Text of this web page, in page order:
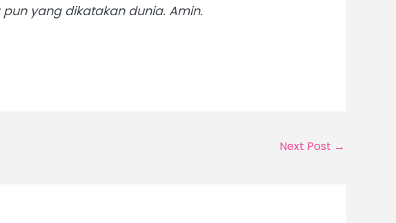
yang dikatakan dunia. Amin.
Next Post →